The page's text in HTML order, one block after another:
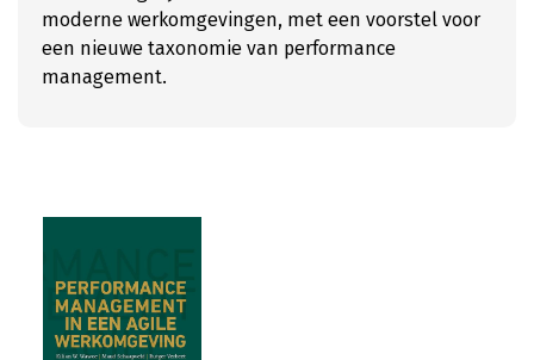
moderne werkomgevingen, met een voorstel voor
een nieuwe taxonomie van performance
management.